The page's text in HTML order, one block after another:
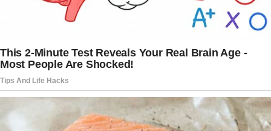
Historicamente, nenhum pedido desse tipo
resultou no afastamento de um ministro do
Supremo Tribunal Federal. Ainda assim, as
representações continuam sendo utilizadas
como instrumento de pressão política e
manifestação institucional de divergências sobre
decisões judiciais que impactam o cenário